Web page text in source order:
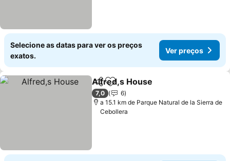
Selecione as datas para ver os preços
exatos.
Ver preços
PartilharAdicionar aos favoritos
Alfred,s House
7,0
6
a 15.1 km de Parque Natural de la Sierra de
Cebollera